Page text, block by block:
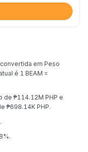
em Peso
é 1 BEAM =
de ₱114.12M PHP e
₱698.14K PHP.